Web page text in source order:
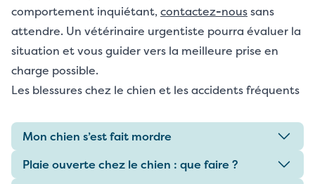
comportement inquiétant, contactez-noussans
attendre. Un vétérinaire urgentiste pourra évaluer la
situation et vous guider vers la meilleure prise en
charge possible.
Les blessures chez le chien et les accidents fréquents
Mon chien s’est fait mordre
Plaie ouverte chez le chien : que faire ?